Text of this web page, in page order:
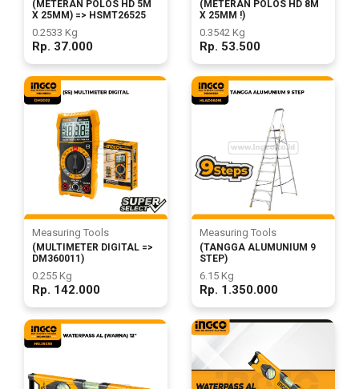
(METERAN POLOS HD 5M
X 25MM) => HSMT26525
0.2533 Kg
Rp. 37.000
(METERAN POLOS HD 8M
X 25MM !)
0.3542 Kg
Rp. 53.500
Measuring Tools
(MULTIMETER DIGITAL =>
DM360011)
0.255 Kg
Rp. 142.000
Measuring Tools
(TANGGA ALUMUNIUM 9
STEP)
6.15 Kg
Rp. 1.350.000